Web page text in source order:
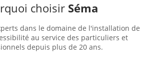
choisir Séma
dans le domaine de l'installation de
au service des particuliers et
depuis plus de 20 ans.